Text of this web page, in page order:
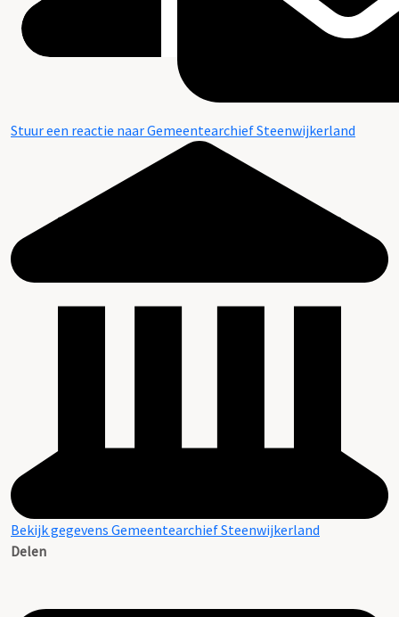
Stuur een reactie naar Gemeentearchief Steenwijkerland
Bekijk gegevens Gemeentearchief Steenwijkerland
Delen